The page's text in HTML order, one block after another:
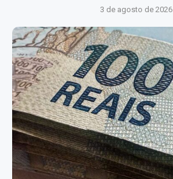
3 de agosto de 2026